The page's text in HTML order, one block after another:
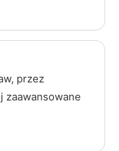
przez
zaawansowane